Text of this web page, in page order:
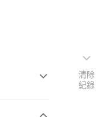
清除
紀錄